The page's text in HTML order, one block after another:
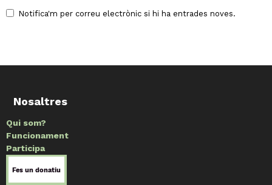
Notifica'm per correu electrònic si hi ha entrades noves.
Nosaltres
Qui som?
Funcionament
Participa